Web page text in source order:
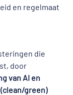
en regelmaat
die
door
van AI en
green)